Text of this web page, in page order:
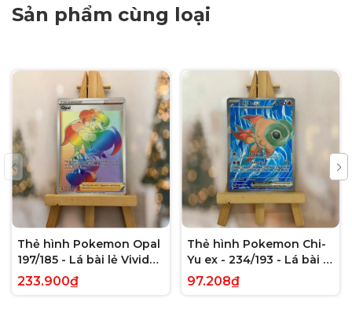
Sản phẩm cùng loại
Thẻ hình Pokemon Opal
197/185 - Lá bài lẻ Vivid
Voltage Hyper Rare tiếng
Anh chính hãng
233.900₫
Thẻ hình Pokemon Chi-
Yu ex - 234/193 - Lá bài lẻ
Paldea Evolved Full Art
Secret Rare tiếng Anh
97.208₫